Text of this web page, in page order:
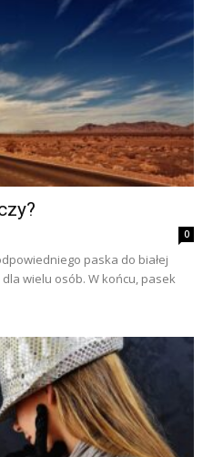
0
paska do białej
wielu osób. W końcu, pasek